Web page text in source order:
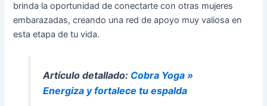
brinda la oportunidad de conectarte con otras mujeres
embarazadas, creando una red de apoyo muy valiosa en
esta etapa de tu vida.
Artículo detallado: Cobra Yoga »
Energiza y fortalece tu espalda